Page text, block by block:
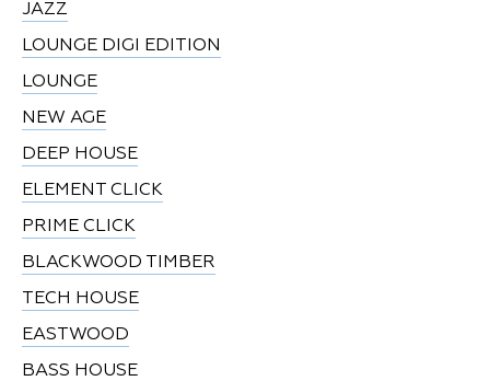
JAZZ
LOUNGE DIGI EDITION
LOUNGE
NEW AGE
DEEP HOUSE
ELEMENT CLICK
PRIME CLICK
BLACKWOOD TIMBER
TECH HOUSE
EASTWOOD
BASS HOUSE